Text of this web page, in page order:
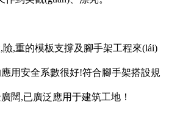
,險,重的模板支撐及腳手架工程來(lái)
用安全系數很好!符合腳手架搭設規
,已廣泛應用于建筑工地！